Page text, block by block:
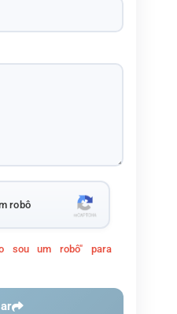
robô
sou um robô" para